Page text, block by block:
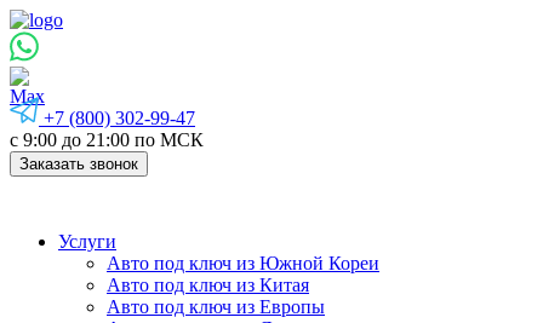
+7 (800) 302-99-47
с 9:00 до 21:00 по МСК
Заказать звонок
Услуги
Авто под ключ из Южной Кореи
Авто под ключ из Китая
Авто под ключ из Европы